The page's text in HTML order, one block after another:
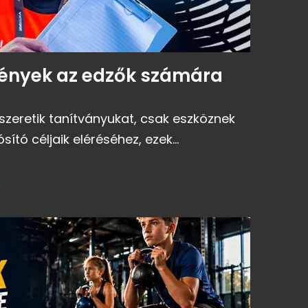
az edzők számára
tanítványukat, csak eszköznek
céljaik eléréséhez, ezek...